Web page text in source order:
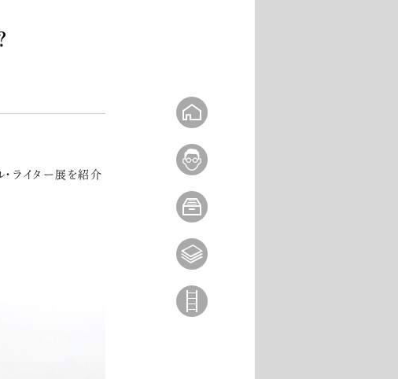
ライター展を紹介